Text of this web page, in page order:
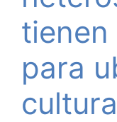
tienen
para